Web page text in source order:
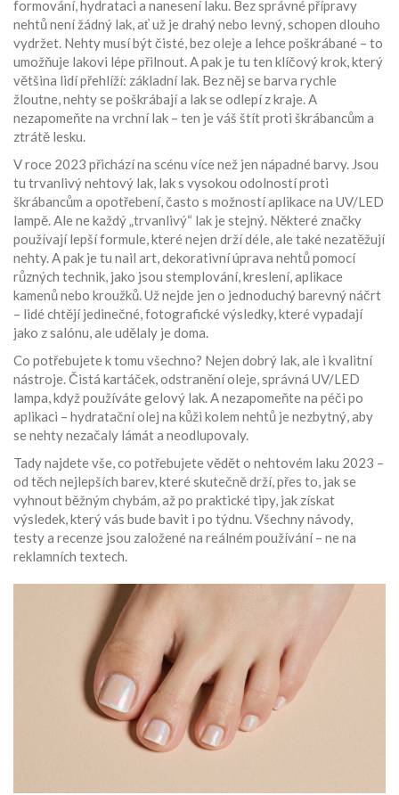
formování, hydrataci a nanesení laku. Bez správné přípravy
nehtů není žádný lak, ať už je drahý nebo levný, schopen dlouho
vydržet. Nehty musí být čisté, bez oleje a lehce poškrábané – to
umožňuje lakovi lépe přilnout. A pak je tu ten klíčový krok, který
většina lidí přehlíží: základní lak. Bez něj se barva rychle
žloutne, nehty se poškrábají a lak se odlepí z kraje. A
nezapomeňte na vrchní lak – ten je váš štít proti škrábancům a
ztrátě lesku.
V roce 2023 přichází na scénu více než jen nápadné barvy. Jsou
tu trvanlivý nehtový lak, lak s vysokou odolností proti
škrábancům a opotřebení, často s možností aplikace na UV/LED
lampě.Ale ne každý „trvanlivý“ lak je stejný. Některé značky
používají lepší formule, které nejen drží déle, ale také nezatěžují
nehty. A pak je tu nail art,dekorativní úprava nehtů pomocí
různých technik, jako jsou stemplování, kreslení, aplikace
kamenů nebo kroužků.Už nejde jen o jednoduchý barevný náčrt
– lidé chtějí jedinečné, fotografické výsledky, které vypadají
jako z salónu, ale udělaly je doma.
Co potřebujete k tomu všechno? Nejen dobrý lak, ale i kvalitní
nástroje. Čistá kartáček, odstranění oleje, správná UV/LED
lampa, když používáte gelový lak. A nezapomeňte na péči po
aplikaci – hydratační olej na kůži kolem nehtů je nezbytný, aby
se nehty nezačaly lámát a neodlupovaly.
Tady najdete vše, co potřebujete vědět o nehtovém laku 2023 –
od těch nejlepších barev, které skutečně drží, přes to, jak se
vyhnout běžným chybám, až po praktické tipy, jak získat
výsledek, který vás bude bavit i po týdnu. Všechny návody,
testy a recenze jsou založené na reálném používání – ne na
reklamních textech.